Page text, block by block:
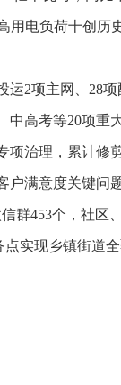
用电负荷十创历
运2项主网、28
中高考等20项重
项治理，累计修
户满意度关键问
群453个，社区
点实现乡镇街道